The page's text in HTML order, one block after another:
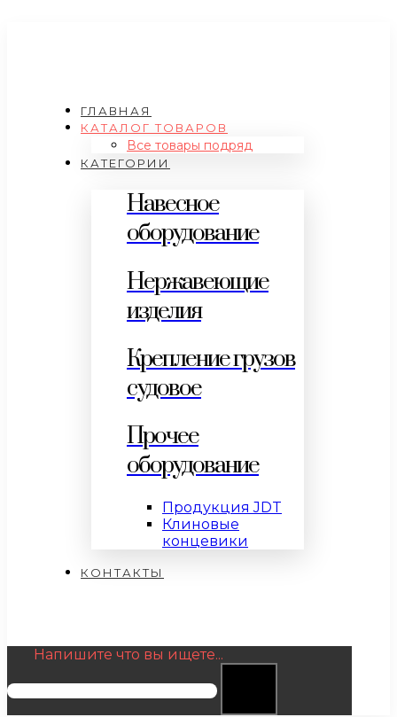
ГЛАВНАЯ
КАТАЛОГ ТОВАРОВ
Все товары подряд
КАТЕГОРИИ
Навесное
оборудование
Нержавеющие
изделия
Крепление грузов
судовое
Прочее
оборудование
Продукция JDT
Клиновые
концевики
КОНТАКТЫ
Напишите что вы ищете...